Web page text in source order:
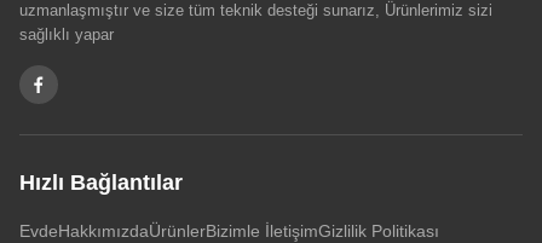
uzmanlaşmıştır ve size tüm teknik desteği sunarız, Ürünlerimiz sizi
sağlıklı yapar
Hızlı Bağlantılar
EvdeHakkımızdaÜrünlerBizimle İletişimGizlilik Politikası